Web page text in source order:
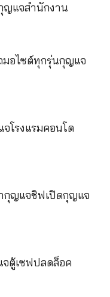
ญแจสำนักงาน
อไซต์ทุกรุ่นกุญแจ
โรงแรมคอนโด
ญแจชิฟเปิดกุญแจ
ตู้เซฟปลดล็อค